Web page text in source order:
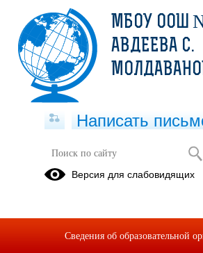
МБОУ ООШ
АВДЕЕВА С.
Написать
Версия для слабовидящих
Сведения об образовательной